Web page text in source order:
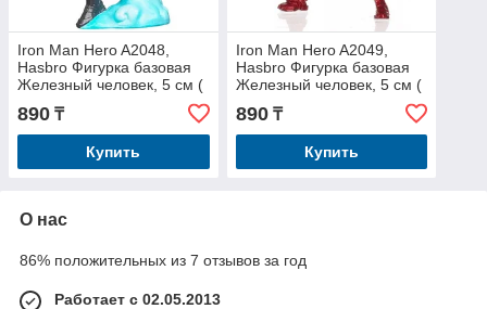
Iron Man Hero A2048,
Hasbro Фигурка базовая
Железный человек, 5 см (
890 ₸
Купить
Iron Man Hero A2049,
Hasbro Фигурка базовая
Железный человек, 5 см (
890₸
Купить
О нас
86% положительных из 7 отзывов за год
Работает с 02.05.2013